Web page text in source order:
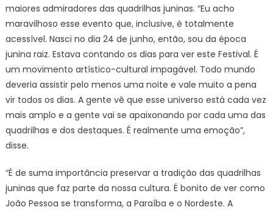
maiores admiradores das quadrilhas juninas. “Eu acho
maravilhoso esse evento que, inclusive, é totalmente
acessível. Nasci no dia 24 de junho, então, sou da época
junina raiz. Estava contando os dias para ver este Festival. É
um movimento artístico-cultural impagável. Todo mundo
deveria assistir pelo menos uma noite e vale muito a pena
vir todos os dias. A gente vê que esse universo está cada vez
mais amplo e a gente vai se apaixonando por cada uma das
quadrilhas e dos destaques. É realmente uma emoção”,
disse.
“É de suma importância preservar a tradição das quadrilhas
juninas que faz parte da nossa cultura. É bonito de ver como
João Pessoa se transforma, a Paraíba e o Nordeste. A